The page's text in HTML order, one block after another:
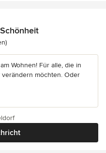
5 Sternen
Wohnen! Für alle, die in
möchten. Oder